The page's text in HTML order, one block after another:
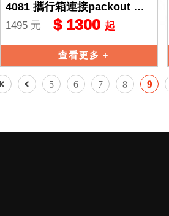
4081 攜行箱連接packout 轉
接板 手提箱 工具箱 收納箱
1495 元 $ 1300 起
查看更多
5 6 7 8 9